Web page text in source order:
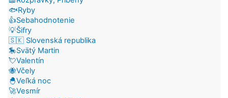
🐟Ryby
👍Sebahodnotenie
💡Šifry
🇸🇰 Slovenská republika
🎠Svätý Martin
💘Valentín
🐝Včely
🐣Veľká noc
🚀Vesmír